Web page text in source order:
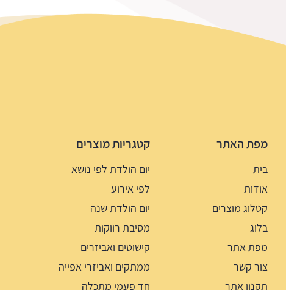
מפת האתר
בית
אודות
קטלוג מוצרים
בלוג
מפת אתר
צור קשר
תקנון אתר
קטגריות מוצרים
יום הולדת לפי נושא
לפי אירוע
יום הולדת שנה
מסיבת רווקות
קישוטים ואביזרים
ממתקים ואביזרי אפייה
חד פעמי מתכלה